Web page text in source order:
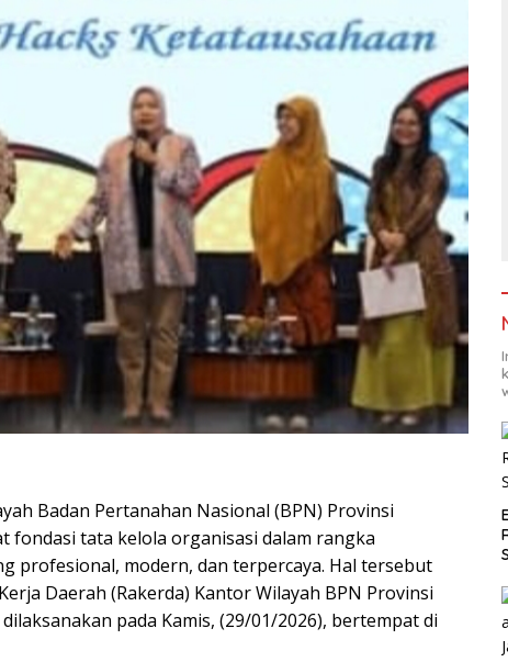
Badan Pertanahan Nasional (BPN) Provinsi
fondasi tata kelola organisasi dalam rangka
profesional, modern, dan terpercaya. Hal tersebut
Daerah (Rakerda) Kantor Wilayah BPN Provinsi
pada Kamis, (29/01/2026), bertempat di